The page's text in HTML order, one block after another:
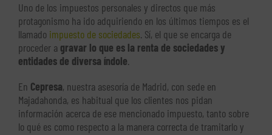
Uno de los impuestos personales y directos que más
protagonismo ha ido adquiriendo en los últimos tiempos es el
llamado impuesto de sociedades. Sí, el que se encarga de
proceder a gravar lo que es la renta de sociedades y
entidades de diversa índole.
En Cepresa, nuestra asesoría de Madrid, con sede en
Majadahonda, es habitual que los clientes nos pidan
información acerca de ese mencionado impuesto, tanto sobre
lo qué es como respecto a la manera correcta de tramitarlo y